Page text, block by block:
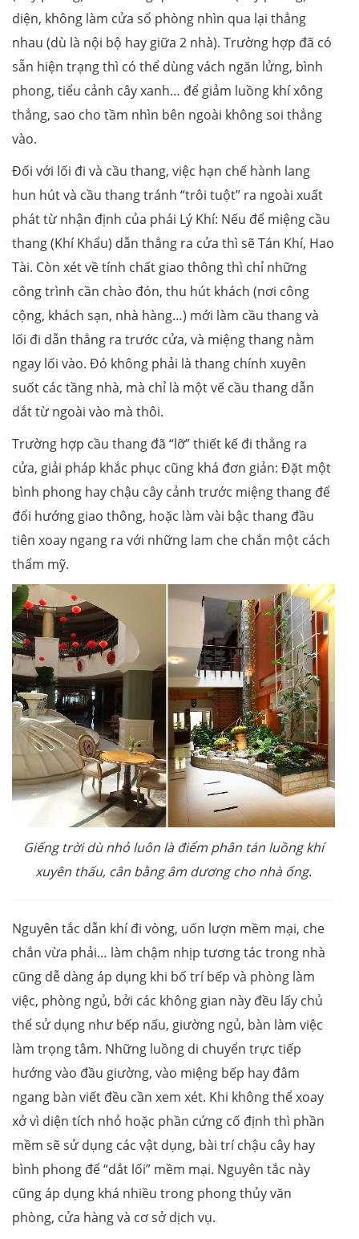
diện, không làm cửa sổ phòng nhìn qua lại thẳng
nhau (dù là nội bộ hay giữa 2 nhà). Trường hợp đã có
sẵn hiện trạng thì có thể dùng vách ngăn lửng, bình
phong, tiểu cảnh cây xanh… để giảm luồng khí xông
thẳng, sao cho tầm nhìn bên ngoài không soi thẳng
vào.
Đối với lối đi và cầu thang, việc hạn chế hành lang
hun hút và cầu thang tránh “trôi tuột” ra ngoài xuất
phát từ nhận định của phái Lý Khí: Nếu để miệng cầu
thang (Khí Khẩu) dẫn thẳng ra cửa thì sẽ Tán Khí, Hao
Tài. Còn xét về tính chất giao thông thì chỉ những
công trình cần chào đón, thu hút khách (nơi công
cộng, khách sạn, nhà hàng…) mới làm cầu thang và
lối đi dẫn thẳng ra trước cửa, và miệng thang nằm
ngay lối vào. Đó không phải là thang chính xuyên
suốt các tầng nhà, mà chỉ là một vế cầu thang dẫn
dắt từ ngoài vào mà thôi.
Trường hợp cầu thang đã “lỡ” thiết kế đi thẳng ra
cửa, giải pháp khắc phục cũng khá đơn giản: Đặt một
bình phong hay chậu cây cảnh trước miệng thang để
đổi hướng giao thông, hoặc làm vài bậc thang đầu
tiên xoay ngang ra với những lam che chắn một cách
thẩm mỹ.
Giếng trời dù nhỏ luôn là điểm phân tán luồng khí
xuyên thấu, cân bằng âm dương cho nhà ống.
Nguyên tắc dẫn khí đi vòng, uốn lượn mềm mại, che
chắn vừa phải… làm chậm nhịp tương tác trong nhà
cũng dễ dàng áp dụng khi bố trí bếp và phòng làm
việc, phòng ngủ, bởi các không gian này đều lấy chủ
thể sử dụng như bếp nấu, giường ngủ, bàn làm việc
làm trọng tâm. Những luồng di chuyển trực tiếp
hướng vào đầu giường, vào miệng bếp hay đâm
ngang bàn viết đều cần xem xét. Khi không thể xoay
xở vì diện tích nhỏ hoặc phần cứng cố định thì phần
mềm sẽ sử dụng các vật dụng, bài trí chậu cây hay
bình phong để “dắt lối” mềm mại. Nguyên tắc này
cũng áp dụng khá nhiều trong phong thủy văn
phòng, cửa hàng và cơ sở dịch vụ.